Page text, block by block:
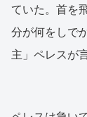
ていた。首を
分が何をしで
主」ペレスが